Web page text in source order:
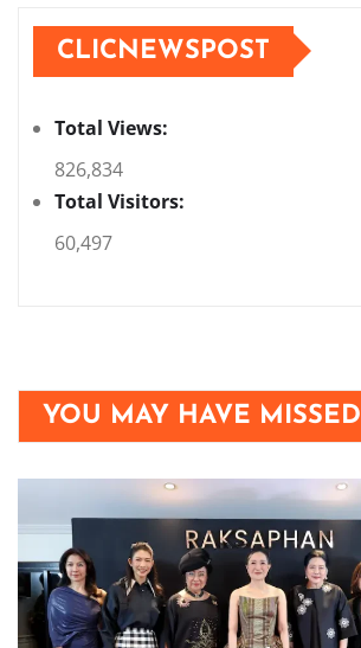
CLICNEWSPOST
Total Views:
826,834
Total Visitors:
60,497
YOU MAY HAVE MISSED